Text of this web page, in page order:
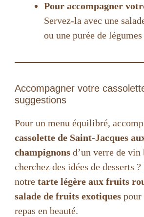
Pour accompagner
Servez-la avec une
ou une purée de
Accompagner votre
suggestions
Pour un menu équilibré,
cassolette de Saint-Jacques
champignons d’un verre de vin
cherchez des idées de desserts
notre tarte légère aux fruits
salade de fruits exotiques
repas en beauté.